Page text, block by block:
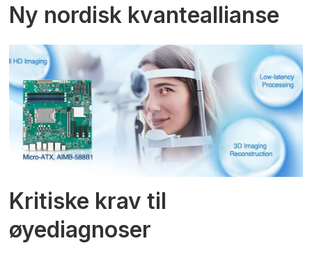
Ny nordisk kvanteallianse
Kritiske krav til
øyediagnoser